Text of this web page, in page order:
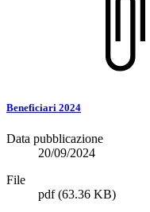
Beneficiari 2024
Data pubblicazione
20/09/2024
File
pdf(63.36 KB)